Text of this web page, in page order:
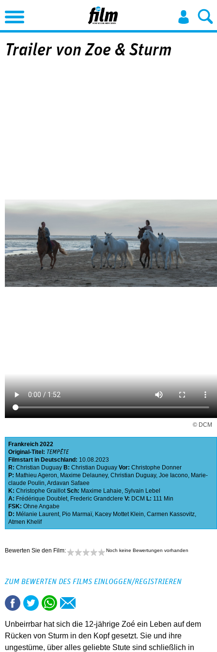
Jump to Navigation
Trailer von Zoe & Sturm
© DCM
Frankreich 2022
Original-Titel: TEMPÊTE
Filmstart in Deutschland: 10.08.2023
R: Christian Duguay B: Christian Duguay Vor: Christophe Donner
P: Mathieu Ageron, Maxime Delauney, Christian Duguay, Joe Iacono, Marie-
claude Poulin,Ardavan Safaee
K: Christophe Graillot Sch: Maxime Lahaie, Sylvain Lebel
A: Frédérique Doublet, Frederic Grandclere V: DCM L: 111 Min
FSK: Ohne Angabe
D: Mélanie Laurent, Pio Marmaï, Kacey Mottet Klein, Carmen Kassovitz,
Atmen Khelif
Bewerten Sie den Film: Noch keine Bewertungen vorhanden
ZUM BEWERTEN DES FILMS EINLOGGEN/REGISTRIEREN
Unbeirrbar hat sich die 12-jährige Zoé ein Leben auf dem
Rücken von Sturm in den Kopf gesetzt. Sie und ihre
ungestüme, über alles geliebte Stute sind schließlich in